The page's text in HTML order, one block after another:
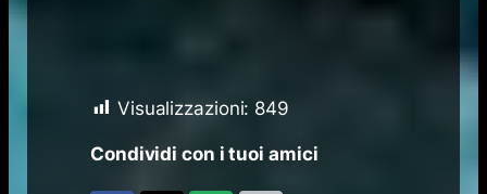
Visualizzazioni: 849
Condividi con i tuoi amici